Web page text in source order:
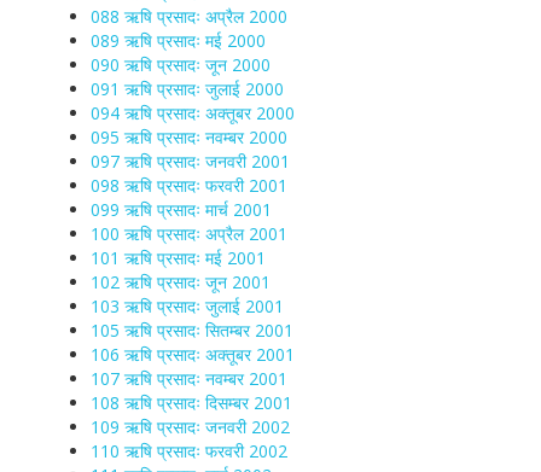
088 ऋषि प्रसादः अप्रैल 2000
089 ऋषि प्रसादः मई 2000
090 ऋषि प्रसादः जून 2000
091 ऋषि प्रसादः जुलाई 2000
094 ऋषि प्रसादः अक्तूबर 2000
095 ऋषि प्रसादः नवम्बर 2000
097 ऋषि प्रसादः जनवरी 2001
098 ऋषि प्रसादः फरवरी 2001
099 ऋषि प्रसादः मार्च 2001
100 ऋषि प्रसादः अप्रैल 2001
101 ऋषि प्रसादः मई 2001
102 ऋषि प्रसादः जून 2001
103 ऋषि प्रसादः जुलाई 2001
105 ऋषि प्रसादः सितम्बर 2001
106 ऋषि प्रसादः अक्तूबर 2001
107 ऋषि प्रसादः नवम्बर 2001
108 ऋषि प्रसादः दिसम्बर 2001
109 ऋषि प्रसादः जनवरी 2002
110 ऋषि प्रसादः फरवरी 2002